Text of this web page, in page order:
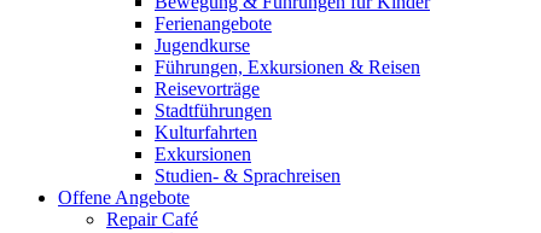
Ferienangebote
Jugendkurse
Führungen, Exkursionen & Reisen
Reisevorträge
Stadtführungen
Kulturfahrten
Exkursionen
Studien- & Sprachreisen
Offene Angebote
Repair Café